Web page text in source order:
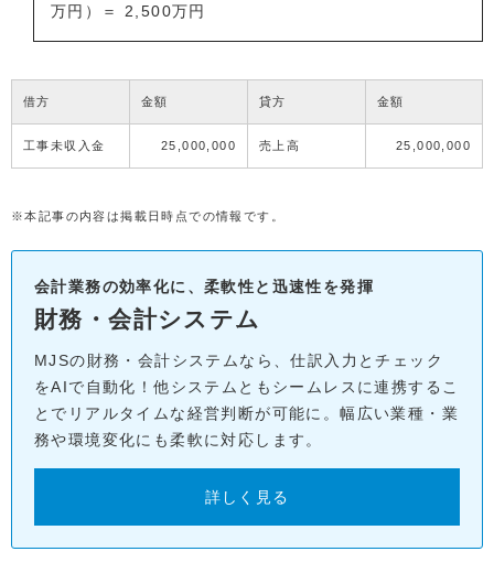
万円）＝ 2,500万円
借方 金額 貸方 金額
工事未収入金 25,000,000 売上高 25,000,000
※本記事の内容は掲載日時点での情報です。
会計業務の効率化に、柔軟性と迅速性を発揮
財務・会計システム
MJSの財務・会計システムなら、仕訳入力とチェック
をAIで自動化！他システムともシームレスに連携するこ
とでリアルタイムな経営判断が可能に。幅広い業種・業
務や環境変化にも柔軟に対応します。
詳しく見る